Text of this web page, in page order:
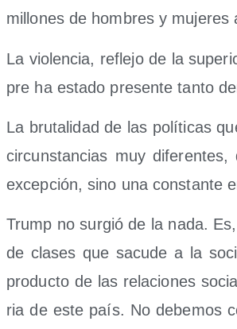
millo­nes de hom­bres y
La vio­len­cia, refle­jo de la
pre ha esta­do pre­sen­te tan­to
La bru­ta­li­dad de las polí­ti­cas
cir­cuns­tan­cias muy
excep­ción, sino una cons­tan­te
Trump no sur­gió de la nada.
de cla­ses que sacu­de a la
pro­duc­to de las rela­cio­nes
ria de este país. No debe­mos